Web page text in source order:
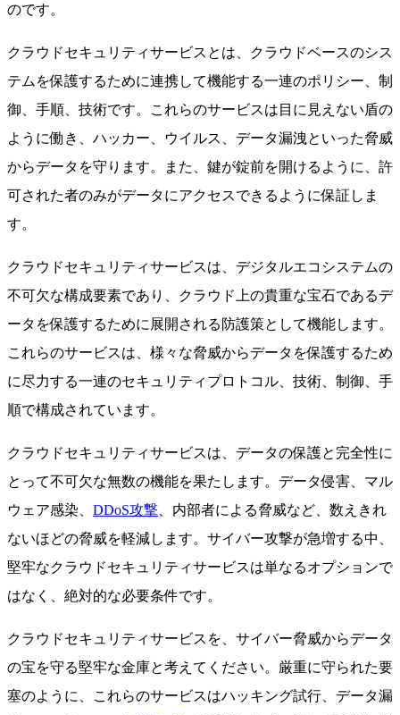
のです。
クラウドセキュリティサービスとは、クラウドベースのシス
テムを保護するために連携して機能する一連のポリシー、制
御、手順、技術です。これらのサービスは目に見えない盾の
ように働き、ハッカー、ウイルス、データ漏洩といった脅威
からデータを守ります。また、鍵が錠前を開けるように、許
可された者のみがデータにアクセスできるように保証しま
す。
クラウドセキュリティサービスは、デジタルエコシステムの
不可欠な構成要素であり、クラウド上の貴重な宝石であるデ
ータを保護するために展開される防護策として機能します。
これらのサービスは、様々な脅威からデータを保護するため
に尽力する一連のセキュリティプロトコル、技術、制御、手
順で構成されています。
クラウドセキュリティサービスは、データの保護と完全性に
とって不可欠な無数の機能を果たします。データ侵害、マル
ウェア感染、 DDoS攻撃 、内部者による脅威など、数えきれ
ないほどの脅威を軽減します。サイバー攻撃が急増する中、
堅牢なクラウドセキュリティサービスは単なるオプションで
はなく、絶対的な必要条件です。
クラウドセキュリティサービスを、サイバー脅威からデータ
の宝を守る堅牢な金庫と考えてください。厳重に守られた要
塞のように、これらのサービスはハッキング試行、データ漏